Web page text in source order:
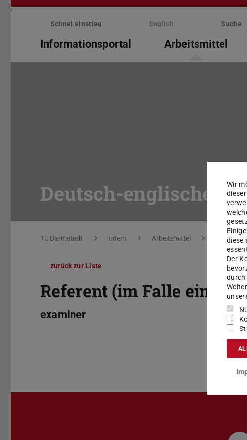
Menü
überspringenSchnelleinstieg English Suche
Informationsportal Arbeitsmittel
Deutsch-englische
Sie befinden sich hier:
TU Darmstadt Intern Arbeitsmittel
zurück zur Liste
Referent (im Falle einer
examiner
Wir
diese
Der
durch